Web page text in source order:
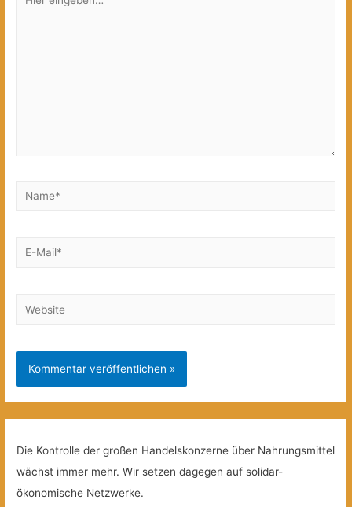
eingeben…
Name*
E-
Website
Die Kontrolle der großen Handelskonzerne über Nahrungsmittel
wächst immer mehr. Wir setzen dagegen auf solidar-
ökonomische Netzwerke.